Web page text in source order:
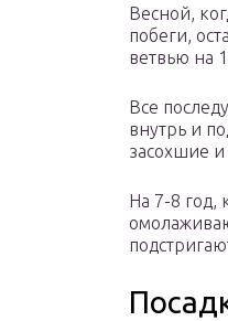
Весной,
побеги,
ветвью на
Все
внутрь и
засохшие
На 7-8 год,